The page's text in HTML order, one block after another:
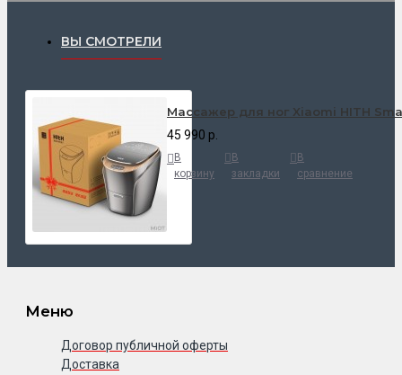
ВЫ СМОТРЕЛИ
Массажер для ног Xiaomi HITH
45 990 р.
В
корзину
В
закладки
В
сравнение
Меню
Договор публичной оферты
Доставка